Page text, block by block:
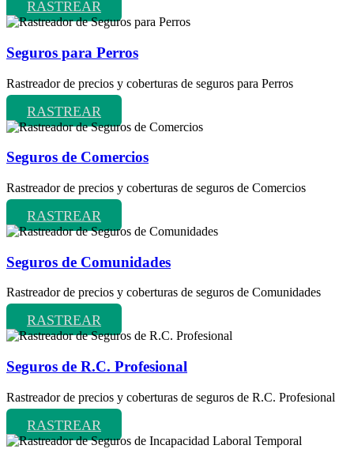
RASTREAR
Seguros para Perros
Rastreador de precios y coberturas de seguros para Perros
RASTREAR
Seguros de Comercios
Rastreador de precios y coberturas de seguros de Comercios
RASTREAR
Seguros de Comunidades
Rastreador de precios y coberturas de seguros de Comunidades
RASTREAR
Seguros de R.C. Profesional
Rastreador de precios y coberturas de seguros de R.C. Profesional
RASTREAR